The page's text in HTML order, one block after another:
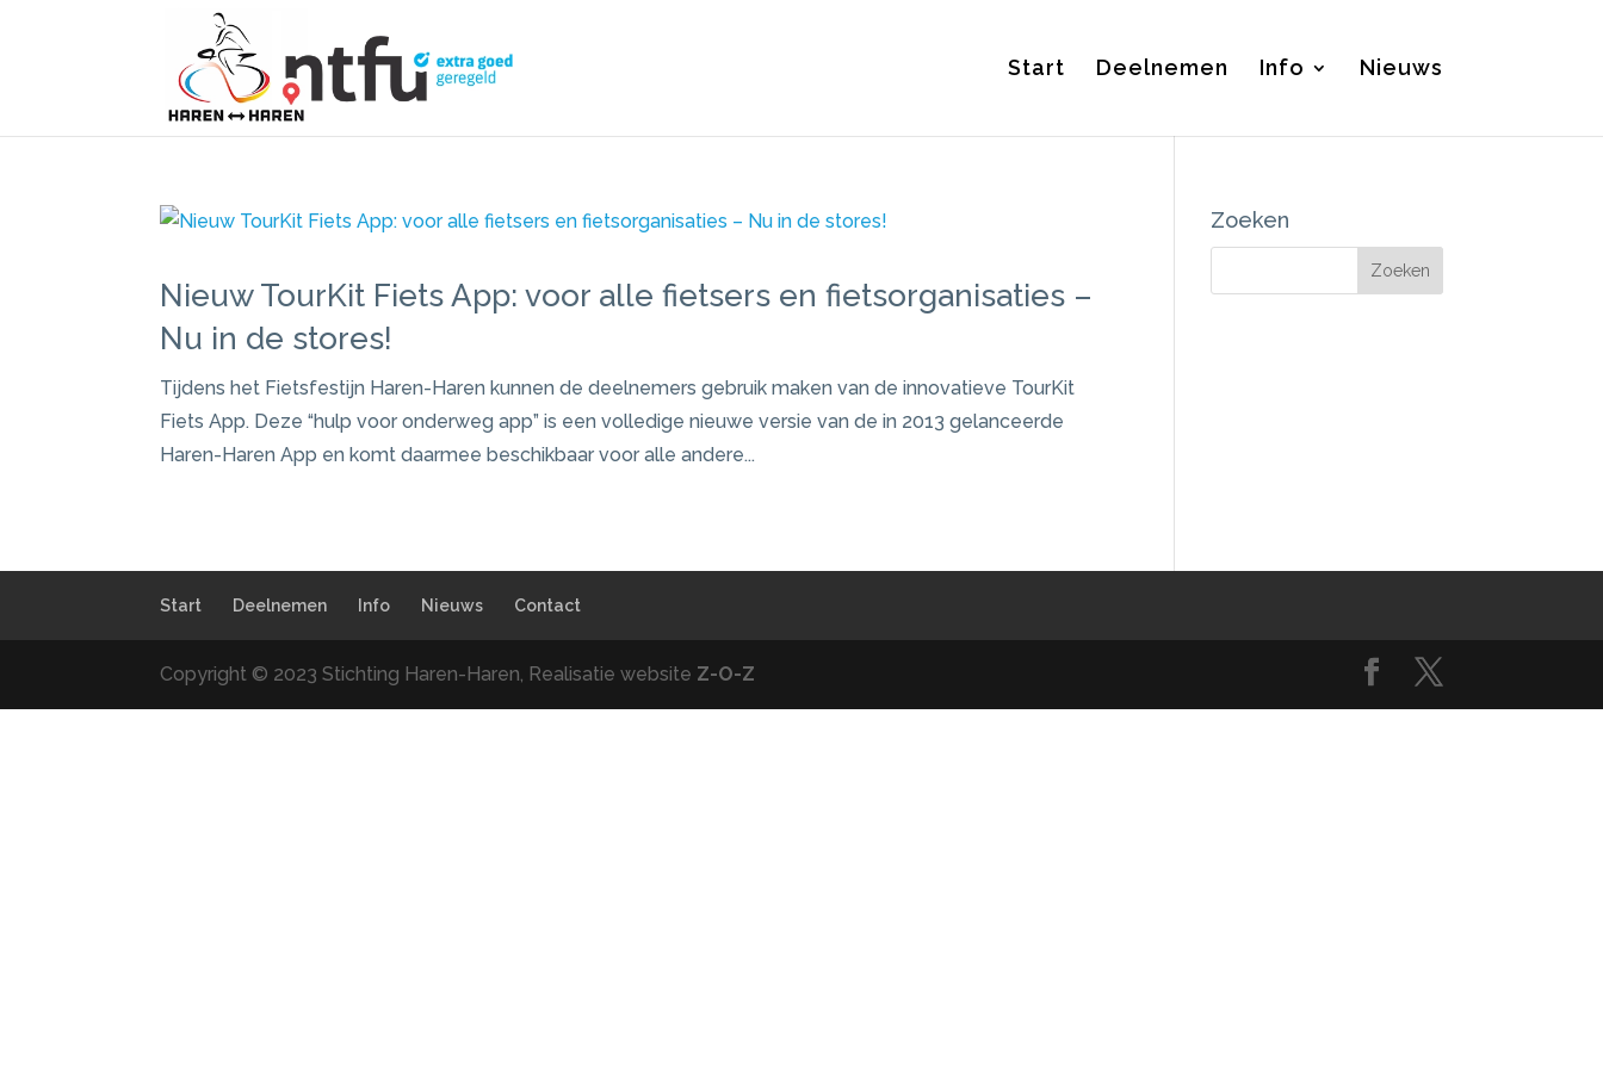
Start Deelnemen Info Nieuws
Nieuw TourKit Fiets App: voor alle fietsers en fietsorganisaties –
Nu in de stores!
Tijdens het Fietsfestijn Haren-Haren kunnen de deelnemers gebruik maken van de innovatieve TourKit
Fiets App. Deze “hulp voor onderweg app” is een volledige nieuwe versie van de in 2013 gelanceerde
Haren-Haren App en komt daarmee beschikbaar voor alle andere...
Zoeken
Start Deelnemen Info Nieuws Contact
Copyright © 2023 Stichting Haren-Haren, Realisatie website Z-O-Z